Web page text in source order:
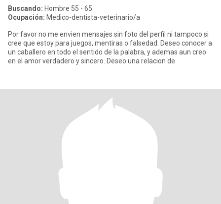
Buscando: Hombre 55 - 65
Ocupación: Medico-dentista-veterinario/a
Por favor no me envien mensajes sin foto del perfil ni tampoco si
cree que estoy para juegos, mentiras o falsedad. Deseo conocer a
un caballero en todo el sentido de la palabra, y ademas aun creo
en el amor verdadero y sincero. Deseo una relacion de